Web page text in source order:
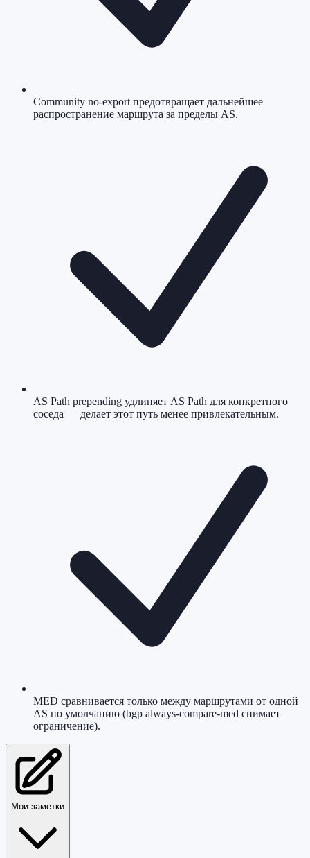
Community no-export предотвращает дальнейшее
распространение маршрута за пределы AS.
AS Path prepending удлиняет AS Path для конкретного
соседа — делает этот путь менее привлекательным.
MED сравнивается только между маршрутами от одной
AS по умолчанию (bgp always-compare-med снимает
ограничение).
Мои заметки